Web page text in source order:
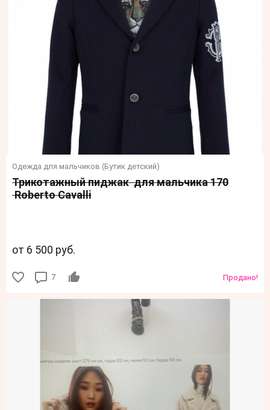
Одежда для мальчиков (Бутик детский)
Трикотажный пиджак для мальчика 170
Roberto Cavalli
от 6 500 руб.
7 Продано!